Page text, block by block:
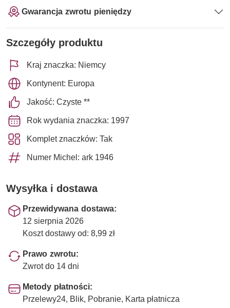
Gwarancja zwrotu pieniędzy
Szczegóły produktu
Kraj znaczka: Niemcy
Kontynent: Europa
Jakość: Czyste **
Rok wydania znaczka: 1997
Komplet znaczków: Tak
Numer Michel: ark 1946
Wysyłka i dostawa
Przewidywana dostawa:
12 sierpnia 2026
Koszt dostawy od: 8,99 zł
Prawo zwrotu:
Zwrot do 14 dni
Metody płatności:
Przelewy24, Blik, Pobranie, Karta płatnicza